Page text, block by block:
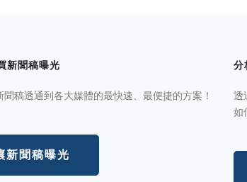
新聞稿曝光
聞稿透通到各大媒體的最快速、最便捷的方案！
新聞稿曝光
分
透
如